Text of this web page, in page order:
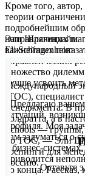
Кроме того,
теории
подробнейшим
направляющих
важнейших
управленческих
множество
лучше усвоить
«Предлагаю
ситуаций,
профиля. Моя
вам задуматься о
в бизнес-
приводится
до конца.
Эли Шрагенхайм
Eli Schragenheim
Международный
(ТОС),
менеджмента. В
Голдратта, а в
Schools —
по ТОС, — Эли
тренинги для
Россию.Оставьте